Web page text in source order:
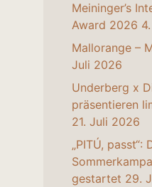
Meininger’s
Award 2026
Mallorange –
Juli 2026
Underberg x
präsentieren
21. Juli 2026
„PITÚ, passt“:
gestartet 29.